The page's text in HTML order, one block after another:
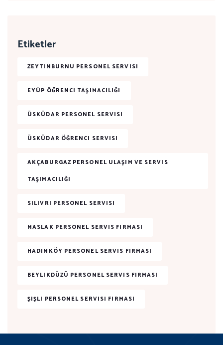
Etiketler
ZEYTINBURNU PERSONEL SERVISI
EYÜP ÖĞRENCI TAŞIMACILIĞI
ÜSKÜDAR PERSONEL SERVISI
ÜSKÜDAR ÖĞRENCI SERVISI
AKÇABURGAZ PERSONEL ULAŞIM VE SERVIS
TAŞIMACILIĞI
SILIVRI PERSONEL SERVISI
MASLAK PERSONEL SERVIS FIRMASI
HADIMKÖY PERSONEL SERVIS FIRMASI
BEYLIKDÜZÜ PERSONEL SERVIS FIRMASI
ŞIŞLI PERSONEL SERVISI FIRMASI